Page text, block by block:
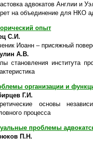
адвокатов Англии и
на объединение для НКО
опыт
С.И.
Иоанн – присяжный
А.В.
становления института
организации и
Г.И.
основы
процесса
проблемы
П.Н.